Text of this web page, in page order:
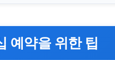
예약을 위한 팁